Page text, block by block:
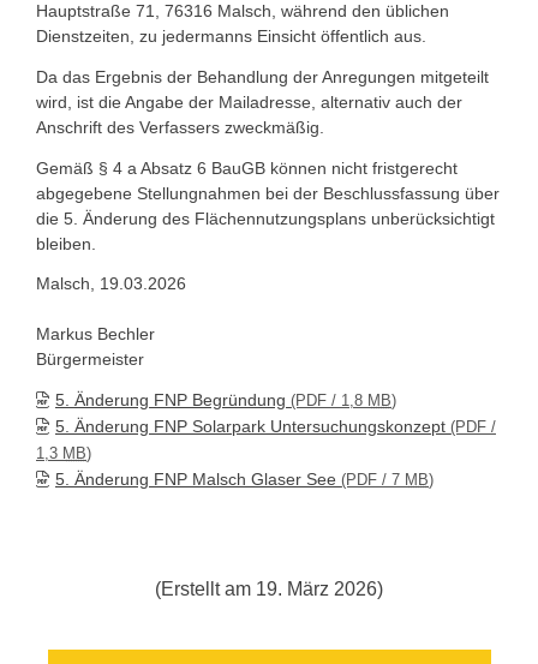
Hauptstraße 71, 76316 Malsch, während den üblichen
Dienstzeiten, zu jedermanns Einsicht öffentlich aus.
Da das Ergebnis der Behandlung der Anregungen mitgeteilt
wird, ist die Angabe der Mailadresse, alternativ auch der
Anschrift des Verfassers zweckmäßig.
Gemäß § 4 a Absatz 6 BauGB können nicht fristgerecht
abgegebene Stellungnahmen bei der Beschlussfassung über
die 5. Änderung des Flächennutzungsplans unberücksichtigt
bleiben.
Malsch, 19.03.2026
Markus Bechler
Bürgermeister
5. Änderung FNP Begründung (PDF / 1,8 MB)
5. Änderung FNP Solarpark Untersuchungskonzept (PDF /
1,3 MB)
5. Änderung FNP Malsch Glaser See (PDF / 7 MB)
(Erstellt am 19. März 2026)